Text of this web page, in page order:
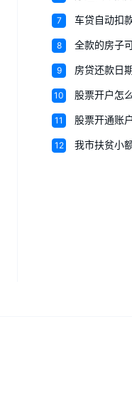
7 车贷自动扣
8 全款的房子
9 房贷还款日
10 股票开户怎
11 股票开通账
12 我市扶贫小